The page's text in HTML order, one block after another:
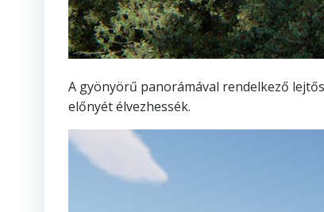
A gyönyörű panorámával rendelkező
előnyét élvezhessék.